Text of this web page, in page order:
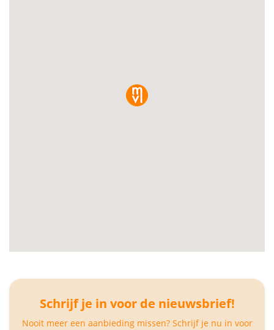
Schrijf je in voor de nieuwsbrief!
Nooit meer een aanbieding missen? Schrijf je nu in voor